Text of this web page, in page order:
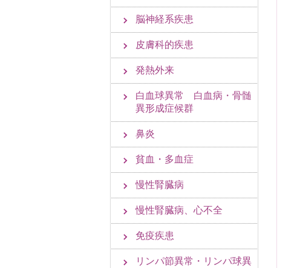
脳神経系疾患
皮膚科的疾患
発熱外来
白血球異常 白血病・骨髄
異形成症候群
鼻炎
貧血・多血症
慢性腎臓病
慢性腎臓病、心不全
免疫疾患
リンパ節異常・リンパ球異